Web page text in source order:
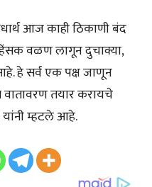
आज काही ठिकाणी बंद
वळण लागून दुचाक्या,
हे सर्व एक पक्ष जाणून
तयार करायचे
म्हटले आहे.